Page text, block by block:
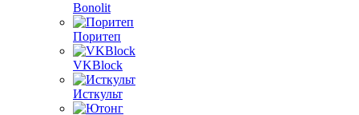
Bonolit
Поритеп
VKBlock
Исткульт